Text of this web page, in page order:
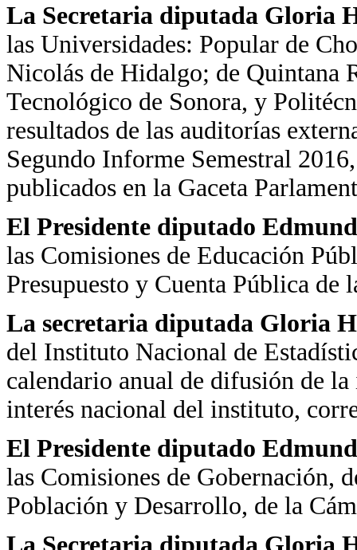
La Secretaria diputada Gloria
las Universidades: Popular de
Nicolás de Hidalgo; de Quintana
Tecnológico de Sonora, y
resultados de las auditorías
Segundo Informe Semestral
publicados en la Gaceta
El Presidente diputado
las Comisiones de Educación
Presupuesto y Cuenta Pública de
La secretaria diputada Gloria
del Instituto Nacional de
calendario anual de difusión de
interés nacional del instituto,
El Presidente diputado
las Comisiones de Gobernación,
Población y Desarrollo, de la
La Secretaria diputada Gloria